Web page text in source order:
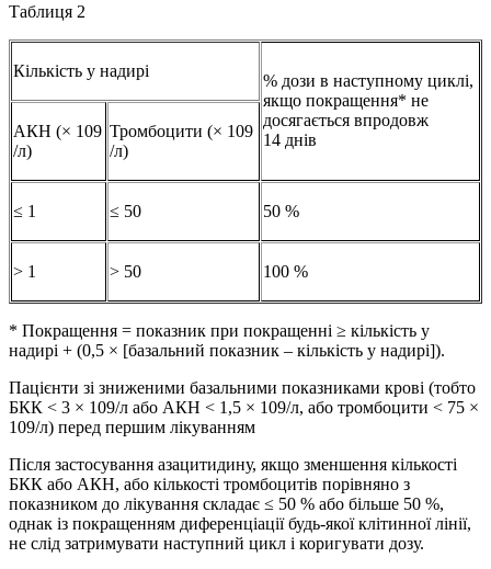
Таблиця 2
Кількість у надирі
% дози в наступному циклі,
якщо покращення* не
досягається впродовж
14 днів
АКН (× 109
/л)
Тромбоцити (× 109
/л)
≤ 1 ≤ 50 50 %
> 1 > 50 100 %
* Покращення = показник при покращенні ≥ кількість у
надирі + (0,5 × [базальний показник – кількість у надирі]).
Пацієнти зі зниженими базальними показниками крові (тобто
БКК < 3 × 109/л або АКН < 1,5 × 109/л, або тромбоцити < 75 ×
109/л) перед першим лікуванням
Після застосування азацитидину, якщо зменшення кількості
БКК або АКН, або кількості тромбоцитів порівняно з
показником до лікування складає ≤ 50 % або більше 50 %,
однак із покращенням диференціації будь-якої клітинної лінії,
не слід затримувати наступний цикл і коригувати дозу.